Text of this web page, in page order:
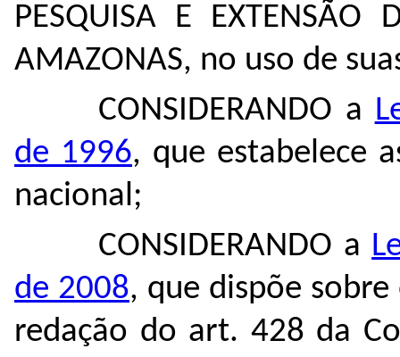
PESQUISA E EXTENSÃO
AMAZONAS, no uso de
CONSIDERANDO a
de 1996, que estabelece
nacional;
CONSIDERANDO a
de 2008, que dispõe
redação do art. 428 da